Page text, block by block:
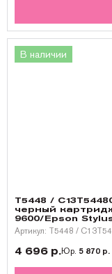
В наличии
T5448 /
черный
9600/Epson
Артикул: T5448 /
4 696 р.Юр. 5 870 р.